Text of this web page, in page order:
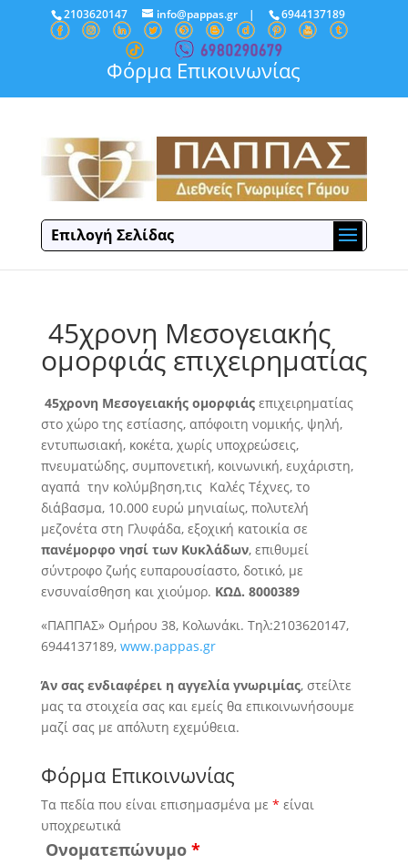
2103620147 info@pappas.gr| 6944137189
Φόρμα Επικοινωνίας
Επιλογή Σελίδας
45χρονη Μεσογειακής
ομορφιάς επιχειρηματίας
45χρονη Μεσογειακής ομορφιάςεπιχειρηματίας
στο χώρο της εστίασης, απόφοιτη νομικής, ψηλή,
εντυπωσιακή, κοκέτα, χωρίς υποχρεώσεις,
πνευματώδης, συμπονετική, κοινωνική, ευχάριστη,
αγαπά την κολύμβηση,τις Καλές Τέχνες, το
διάβασμα, 10.000 ευρώ μηνιαίως, πολυτελή
μεζονέτα στη Γλυφάδα, εξοχική κατοικία σε
πανέμορφο νησί των Κυκλάδων, επιθυμεί
σύντροφο ζωής ευπαρουσίαστο, δοτικό, με
ενσυναίσθηση και χιούμορ. ΚΩΔ. 8000389
«ΠΑΠΠΑΣ» Ομήρου 38, Κολωνάκι. Τηλ:2103620147,
6944137189, www.pappas.gr
Άν σας ενδιαφέρει η αγγελία γνωριμίας, στείλτε
μας τα στοιχεία σας και εμείς θα επικοινωνήσουμε
μαζί σας με απόλυτη εχεμύθεια.
Φόρμα Επικοινωνίας
Τα πεδία που είναι επισημασμένα με * είναι
υποχρεωτικά
Ονοματεπώνυμο *